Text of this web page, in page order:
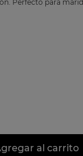
Perfecto para
al carrito